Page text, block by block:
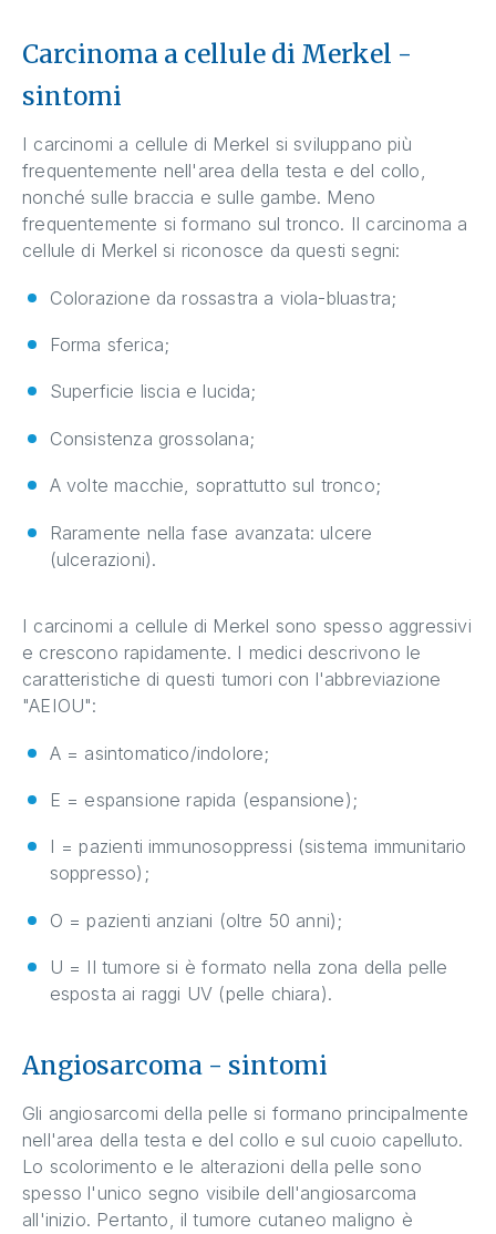
Carcinoma a cellule di Merkel -
sintomi
I carcinomi a cellule di Merkel si sviluppano più
frequentemente nell'area della testa e del collo,
nonché sulle braccia e sulle gambe. Meno
frequentemente si formano sul tronco. Il carcinoma a
cellule di Merkel si riconosce da questi segni:
Colorazione da rossastra a viola-bluastra;
Forma sferica;
Superficie liscia e lucida;
Consistenza grossolana;
A volte macchie, soprattutto sul tronco;
Raramente nella fase avanzata: ulcere
(ulcerazioni).
I carcinomi a cellule di Merkel sono spesso aggressivi
e crescono rapidamente. I medici descrivono le
caratteristiche di questi tumori con l'abbreviazione
"AEIOU":
A = asintomatico/indolore;
E = espansione rapida (espansione);
I = pazienti immunosoppressi (sistema immunitario
soppresso);
O = pazienti anziani (oltre 50 anni);
U = Il tumore si è formato nella zona della pelle
esposta ai raggi UV (pelle chiara).
Angiosarcoma - sintomi
Gli angiosarcomi della pelle si formano principalmente
nell'area della testa e del collo e sul cuoio capelluto.
Lo scolorimento e le alterazioni della pelle sono
spesso l'unico segno visibile dell'angiosarcoma
all'inizio. Pertanto, il tumore cutaneo maligno è